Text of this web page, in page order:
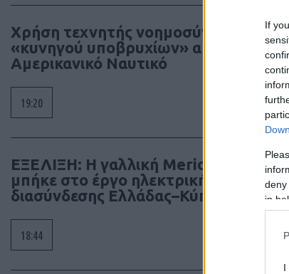
If
in
I
Χρήση τεχνητής νοημοσύνης ως
«κυνηγού υποβρυχίων» από το
Αμερικανικό Ναυτικό
19:20
ΕΞΕΛΙΞΗ: Η γαλλική Meridiam
μπήκε στο έργο ηλεκτρικής
διασύνδεσης Ελλάδας–Κύπρου
18:44